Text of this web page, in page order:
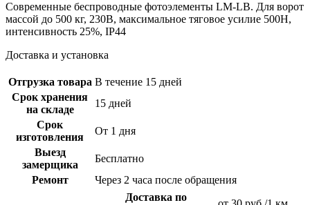
Современные беспроводные фотоэлементы LM-LB. Для ворот
массой до 500 кг, 230В, максимальное тяговое усилие 500Н,
интенсивность 25%, IP44
Доставка и установка
Отгрузка товара В течение 15 дней
Срок хранения
на складе
15 дней
Срок
изготовления
От 1 дня
Выезд
замерщика
Бесплатно
Ремонт
Через 2 часа после обращения
Доставка по